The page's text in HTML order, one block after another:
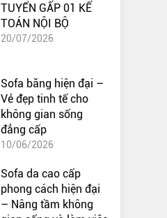
TUYỂN GẤP 01 KẾ
TOÁN NỘI BỘ
20/07/2026
Sofa băng hiện đại –
Vẻ đẹp tinh tế cho
không gian sống
đẳng cấp
10/06/2026
Sofa da cao cấp
phong cách hiện đại
– Nâng tầm không